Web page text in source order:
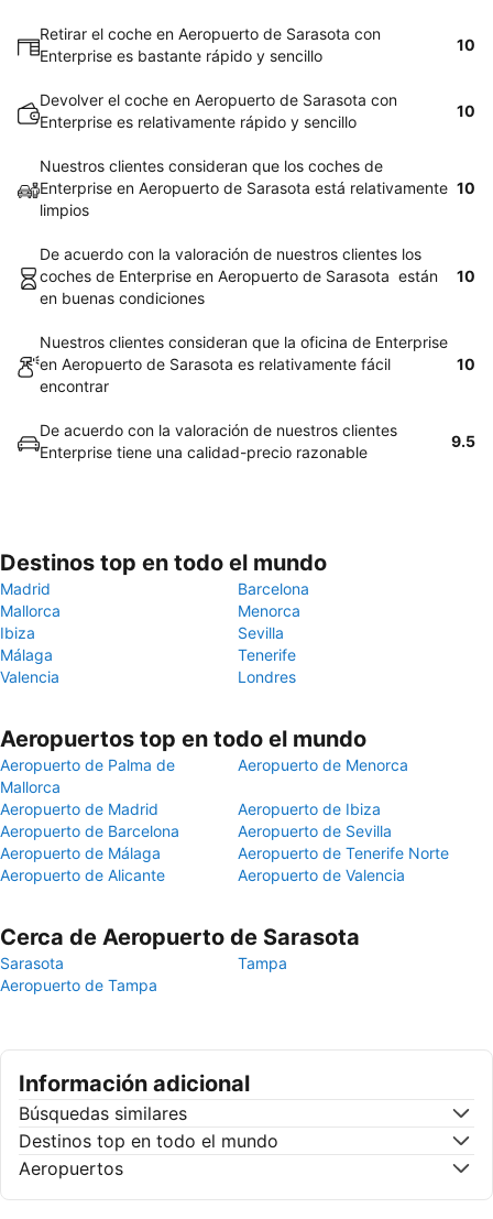
Retirar el coche en Aeropuerto de Sarasota con
Enterprise es bastante rápido y sencillo
10
Devolver el coche en Aeropuerto de Sarasota con
Enterprise es relativamente rápido y sencillo
10
Nuestros clientes consideran que los coches de
Enterprise en Aeropuerto de Sarasota está relativamente
limpios
10
De acuerdo con la valoración de nuestros clientes los
coches de Enterprise en Aeropuerto de Sarasota están
en buenas condiciones
10
Nuestros clientes consideran que la oficina de Enterprise
en Aeropuerto de Sarasota es relativamente fácil
encontrar
10
De acuerdo con la valoración de nuestros clientes
Enterprise tiene una calidad-precio razonable
9.5
Destinos top en todo el mundo
Madrid
Barcelona
Mallorca
Menorca
Ibiza
Sevilla
Málaga
Tenerife
Valencia
Londres
Aeropuertos top en todo el mundo
Aeropuerto de Palma de
Mallorca
Aeropuerto de Menorca
Aeropuerto de Madrid
Aeropuerto de Ibiza
Aeropuerto de Barcelona
Aeropuerto de Sevilla
Aeropuerto de Málaga
Aeropuerto de Tenerife Norte
Aeropuerto de Alicante
Aeropuerto de Valencia
Cerca de Aeropuerto de Sarasota
Sarasota
Tampa
Aeropuerto de Tampa
Información adicional
Búsquedas similares
Destinos top en todo el mundo
Aeropuertos